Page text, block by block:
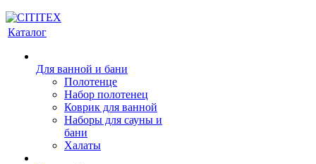
Каталог
Для ванной и бани
Полотенце
Набор полотенец
Коврик для ванной
Наборы для сауны и
бани
Халаты